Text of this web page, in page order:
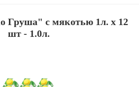
Груша" с мякотью 1л. х 12
шт - 1.0л.